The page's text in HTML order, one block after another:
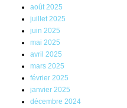
août 2025
juillet 2025
juin 2025
mai 2025
avril 2025
mars 2025
février 2025
janvier 2025
décembre 2024